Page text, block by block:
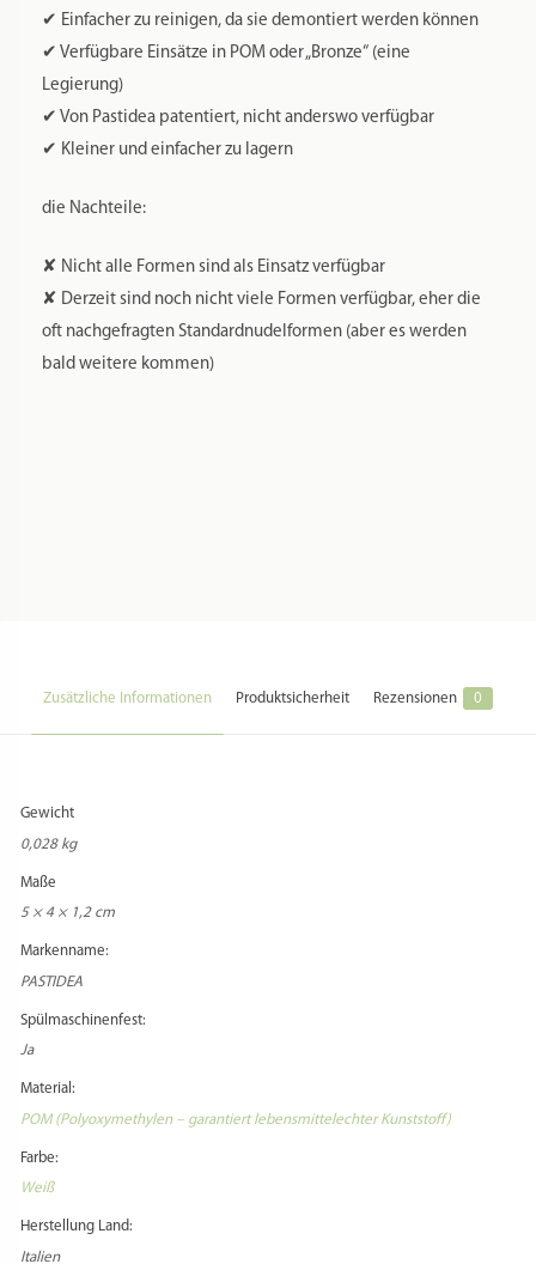
✔ Einfacher zu reinigen, da sie demontiert werden können
✔ Verfügbare Einsätze in POM oder „Bronze“ (eine
Legierung)
✔ Von Pastidea patentiert, nicht anderswo verfügbar
✔ Kleiner und einfacher zu lagern
die Nachteile:
✘ Nicht alle Formen sind als Einsatz verfügbar
✘ Derzeit sind noch nicht viele Formen verfügbar, eher die
oft nachgefragten Standardnudelformen (aber es werden
bald weitere kommen)
Zusätzliche Informationen Produktsicherheit Rezensionen 0
Gewicht
0,028 kg
Maße
5 × 4 × 1,2 cm
Markenname:
PASTIDEA
Spülmaschinenfest:
Ja
Material:
POM (Polyoxymethylen – garantiert lebensmittelechter Kunststoff)
Farbe:
Weiß
Herstellung Land:
Italien